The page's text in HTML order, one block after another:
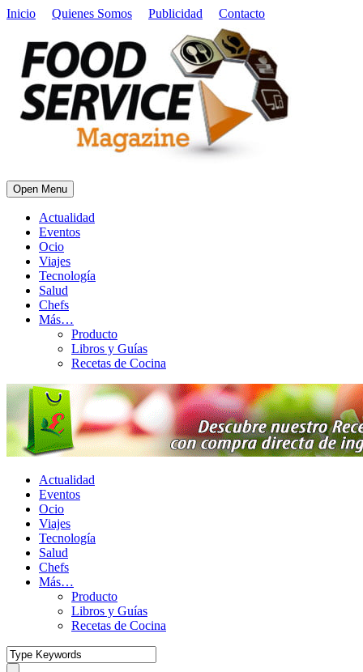
Inicio Quienes Somos Publicidad Contacto
Open Menu
Actualidad
Eventos
Ocio
Viajes
Tecnología
Salud
Chefs
Más…
Producto
Libros y Guías
Recetas de Cocina
Actualidad
Eventos
Ocio
Viajes
Tecnología
Salud
Chefs
Más…
Producto
Libros y Guías
Recetas de Cocina